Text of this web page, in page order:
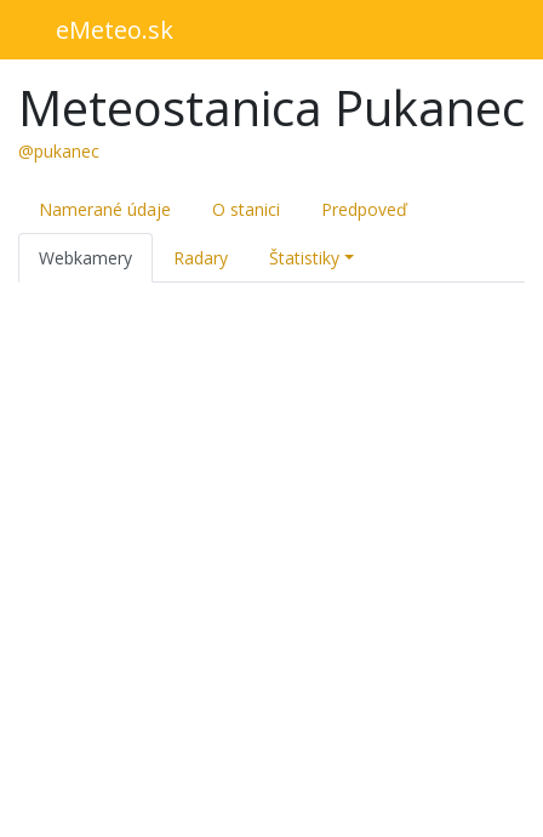
eMeteo.sk
Meteostanica Pukanec
@pukanec
Namerané údaje O stanici Predpoveď
Webkamery Radary Štatistiky